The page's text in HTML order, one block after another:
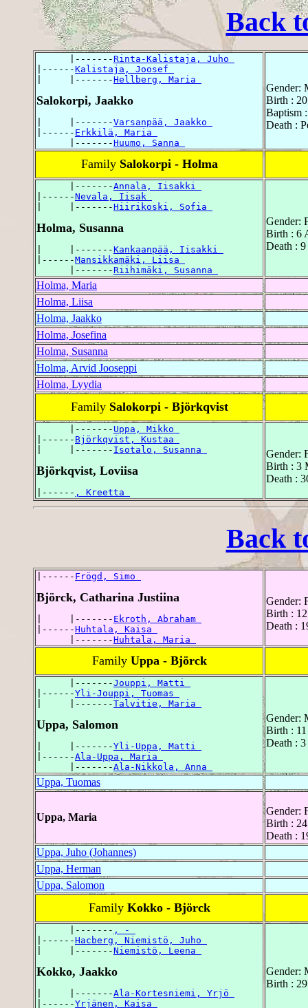
Back
      |-------
Rinta-Kalistaja, Juho
|------Kalistaja, Joosef
|     |-------Hellberg, Maria
Salokorpi, Jaakko
|     |-------Varsanpää, Jaakko
|------ Erkkilä, Maria
      |-------
Huumo, Sanna
Gender:
Birth :
Baptism
Death :
Family Salokorpi - Holma
      |-------
Annala, Iisakki
|------Nevala, Iisak
|     |-------Hiirikoski, Sofia
Holma, Susanna
|     |-------Kankaanpää, Iisakki
|------Mansikkamäki, Liisa
      |-------
Riihimäki, Susanna
Gender:
Birth : 6
Death :
Holma, Maria
Holma, Liisa
Holma, Jaakko
Holma, Josefina
Holma, Susanna
Holma, Arvid Jooseppi
Holma, Lyydia
Family Salokorpi - Björkqvist
      |-------
Uppa, Mikko
|------ Björkqvist, Kustaa
|     |------- Isotalo, Susanna
Björkqvist, Loviisa
|------ , Kreetta
Gender:
Birth : 3
Death :
Back
|------ Frögd, Simo
Björck, Catharina Justiina
|     |------- Ekroth, Abraham
|------Huhtala, Kaisa
      |-------
Huhtala, Maria
Gender:
Birth :
Death :
Family Uppa - Björck
      |-------
Jouppi, Matti
|------Yli-Jouppi, Tuomas
|     |-------Talvitie, Maria
Uppa, Salomon
|     |-------Yli-Uppa, Matti
|------Ala-Uppa, Maria
      |-------
Ala-Nikkola, Anna
Gender:
Birth :
Death :
Uppa, Tuomas
Uppa, Maria
Gender:
Birth :
Death :
Uppa, Juho (Johannes)
Uppa, Herman
Uppa, Salomon
Family Kokko - Björck
      |-------
, -
|------Hacberg, Niemistö, Juho
|     |-------Niemistö, Leena
Kokko, Jaakko
|     |-------Ala-Kortesniemi, Yrjö
|------Yrjänen, Kaisa
Gender:
Birth :